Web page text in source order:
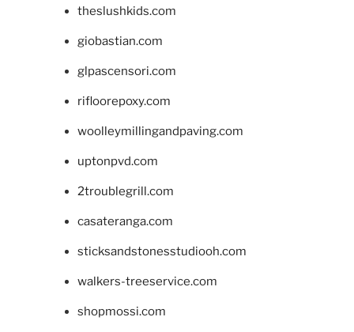
theslushkids.com
giobastian.com
glpascensori.com
rifloorepoxy.com
woolleymillingandpaving.com
uptonpvd.com
2troublegrill.com
casateranga.com
sticksandstonesstudiooh.com
walkers-treeservice.com
shopmossi.com